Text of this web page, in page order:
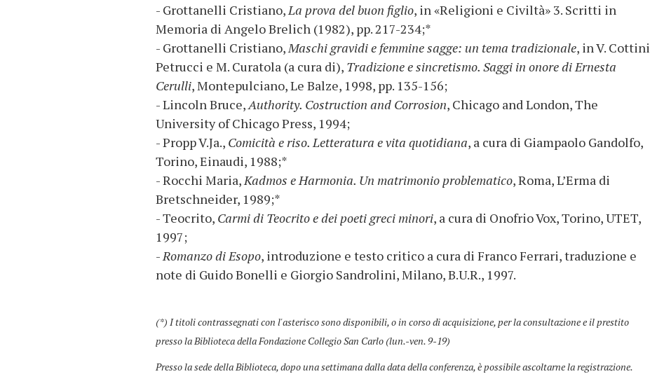
- Grottanelli Cristiano,La prova del buon figlio, in «Religioni e Civiltà» 3. Scritti in
Memoria di Angelo Brelich (1982), pp. 217-234;*
- Grottanelli Cristiano,Maschi gravidi e femmine sagge: un tema tradizionale, in V. Cottini
Petrucci e M. Curatola (a cura di), Tradizione e sincretismo. Saggi in onore di Ernesta
Cerulli, Montepulciano, Le Balze, 1998, pp. 135-156;
- Lincoln Bruce,Authority. Costruction and Corrosion, Chicago and London, The
University of Chicago Press, 1994;
- Propp V.Ja., Comicità e riso. Letteratura e vita quotidiana, a cura di Giampaolo Gandolfo,
Torino, Einaudi, 1988;*
- Rocchi Maria,Kadmos e Harmonia. Un matrimonio problematico, Roma, L’Erma di
Bretschneider, 1989;*
- Teocrito, Carmi di Teocrito e dei poeti greci minori, a cura di Onofrio Vox, Torino, UTET,
1997;
-Romanzo di Esopo, introduzione e testo critico a cura di Franco Ferrari, traduzione e
note di Guido Bonelli e Giorgio Sandrolini, Milano, B.U.R., 1997.
(*) I titoli contrassegnati con l'asterisco sono disponibili, o in corso di acquisizione, per la consultazione e il prestito
presso la Biblioteca della Fondazione Collegio San Carlo (lun.-ven. 9-19)
Presso la sede della Biblioteca, dopo una settimana dalla data della conferenza, è possibile ascoltarne la registrazione.